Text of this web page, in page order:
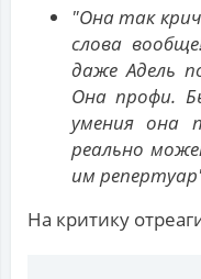
"Она так
слова
даже Адель
Она профи.
умения она
реально
им
На критику